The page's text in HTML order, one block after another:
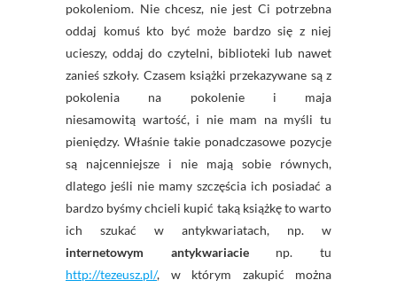
pokoleniom. Nie chcesz, nie jest Ci potrzebna
oddaj komuś kto być może bardzo się z niej
ucieszy, oddaj do czytelni, biblioteki lub nawet
zanieś szkoły. Czasem książki przekazywane są z
pokolenia na pokolenie i maja
niesamowitą wartość, i nie mam na myśli tu
pieniędzy. Właśnie takie ponadczasowe pozycje
są najcenniejsze i nie mają sobie równych,
dlatego jeśli nie mamy szczęścia ich posiadać a
bardzo byśmy chcieli kupić taką książkę to warto
ich szukać w antykwariatach, np. w
internetowym antykwariacienp. tu
http://tezeusz.pl/, w którym zakupić można